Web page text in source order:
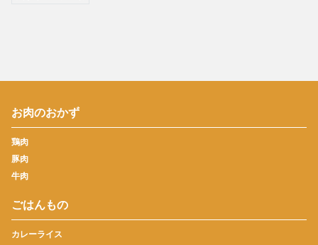
お肉のおかず
鶏肉
豚肉
牛肉
ごはんもの
カレーライス